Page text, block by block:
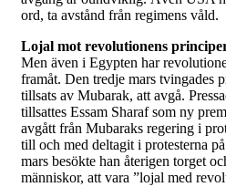
ord, ta avstånd från regimens våld.
Lojal mot revolutionens
Men även i Egypten har
framåt. Den tredje mars tvingades
tillsats av Mubarak, att avgå.
tillsattes Essam Sharaf som ny
avgått från Mubaraks regering i
till och med deltagit i protesterna
mars besökte han återigen torget
människor, att vara ”lojal med